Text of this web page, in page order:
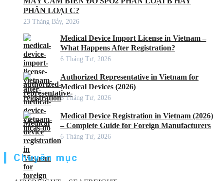
PHÂN LOẠI C?
23 Tháng Bảy, 2026
Medical Device Import License in Vietnam –
What Happens After Registration?
6 Tháng Tư, 2026
Authorized Representative in Vietnam for
Medical Devices (2026)
6 Tháng Tư, 2026
Medical Device Registration in Vietnam (2026)
– Complete Guide for Foreign Manufacturers
6 Tháng Tư, 2026
Chuyên mục